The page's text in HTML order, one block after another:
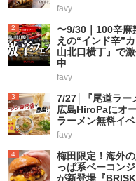
favy
2
〜9/30｜100辛麻
えの“インド辛”
山北口横丁』で
中
favy
3
7/27│『尾道ラー
広島HiroPaにオ
ラーメン無料イ
favy
4
梅田限定！海外
っぱ系ベーコン
が新登場『BRISK